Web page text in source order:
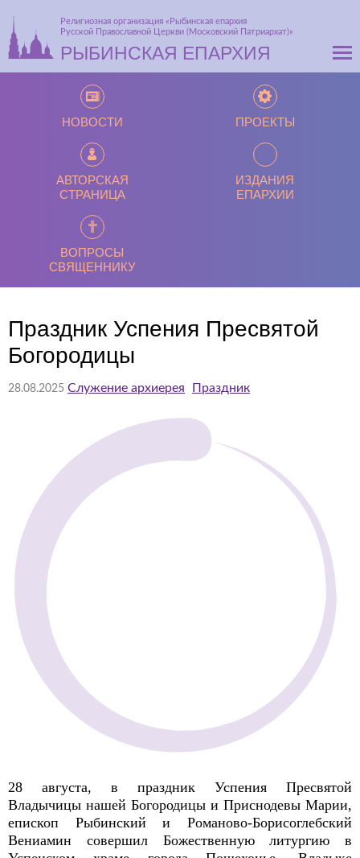
Религиозная организация «Рыбинская епархия
Русской Православной Церкви (Московский Патриархат)»
РЫБИНСКАЯ ЕПАРХИЯ
НОВОСТИ ПРОЕКТЫ
АВТОРСКАЯ
СТРАНИЦА
ИЗДАНИЯ
ЕПАРХИИ
ВОПРОСЫ
СВЯЩЕННИКУ
Праздник Успения Пресвятой
Богородицы
28.08.2025 Служение архиерея Праздник
28 августа, в праздник Успения Пресвятой
Владычицы нашей Богородицы и Приснодевы Марии,
епископ Рыбинский и Романово-Борисоглебский
Вениамин совершил Божественную литургию в